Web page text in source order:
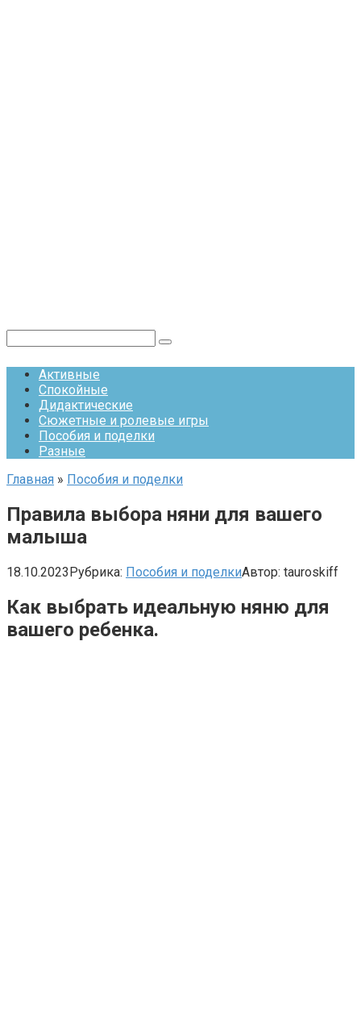
Активные
Спокойные
Дидактические
Сюжетные и ролевые игры
Пособия и поделки
Разные
Главная » Пособия и поделки
Правила выбора няни для вашего
малыша
18.10.2023Рубрика: Пособия и поделкиАвтор: tauroskiff
Как выбрать идеальную няню для
вашего ребенка.